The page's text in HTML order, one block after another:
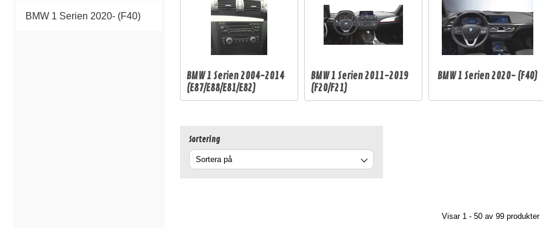
BMW 1 Serien 2020- (F40)
BMW 1 Serien 2004-2014
(E87/E88/E81/E82)
BMW 1 Serien 2011-2019
(F20/F21)
BMW 1 Serien 2020- (F40)
Sortering
Visar 1 - 50 av 99 produkter